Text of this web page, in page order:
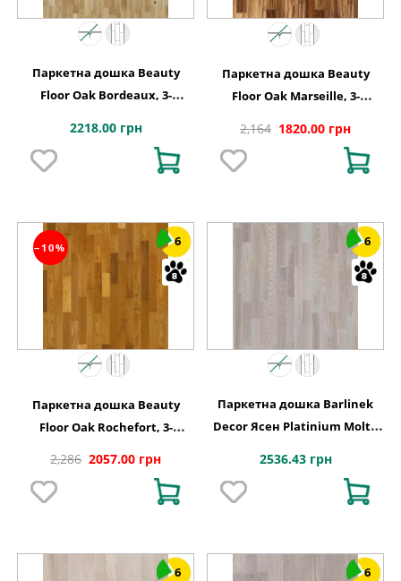
Паркетна дошка Beauty
Floor Oak Bordeaux, 3-
2218.00 грн
Паркетна дошка Beauty
Floor Oak Marseille, 3-
2,164 1820.00 грн
−10% 6
Паркетна дошка Beauty
Floor Oak Rochefort, 3-
2,286 2057.00 грн
6
Паркетна дошка Barlinek
Decor Ясен Platinium Molti,
2536.43 грн
6 6